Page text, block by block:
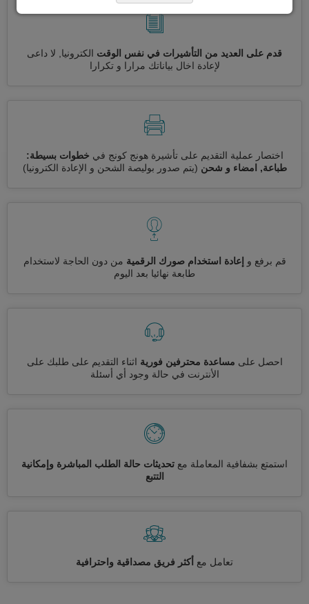
قدم على العديد من التأشيرات في نفس الوقت الكترونيا, لا داعى
لإعادة اخال بياناتك مرارا و تكرارا
اختصار عملية التقديم على تأشيرة هونج كونج في خطوات بسيطة:
طباعة, امضاء و شحن (يتم صدور بوليصة الشحن و الإعادة الكترونيا)
قم برفع و إعادة استخدام صورك الرقمية من دون الحاجة لاستخدام
طابعة نهائيا بعد اليوم
احصل على مساعدة محترفين فورية اثناء التقديم على طلبك على
الأنترنت في حالة وجود أي أسئلة
استمتع بشفافية المعاملة مع تحديثات حالة الطلب المباشرة وإمكانية
التتبع
تعامل مع أكثر فريق مصداقية واحترافية